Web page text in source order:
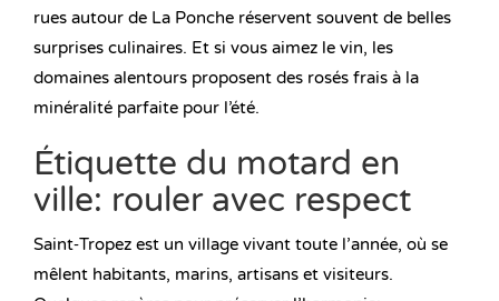
rues autour de La Ponche réservent souvent de belles
surprises culinaires. Et si vous aimez le vin, les
domaines alentours proposent des rosés frais à la
minéralité parfaite pour l’été.
Étiquette du motard en
ville: rouler avec respect
Saint‑Tropez est un village vivant toute l’année, où se
mêlent habitants, marins, artisans et visiteurs.